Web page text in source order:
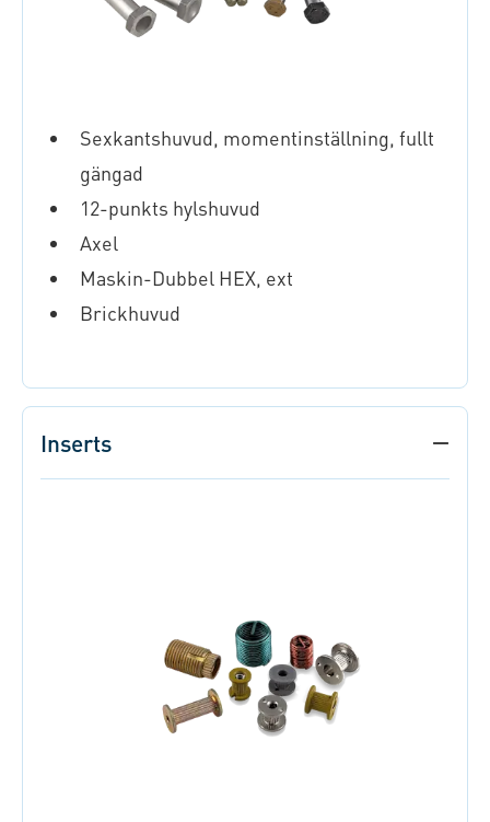
Sexkantshuvud, momentinställning, fullt
gängad
12-punkts hylshuvud
Axel
Maskin-Dubbel HEX, ext
Brickhuvud
Inserts